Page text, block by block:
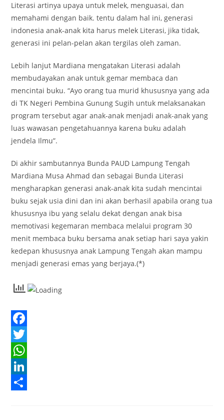
Literasi artinya upaya untuk melek, menguasai, dan
memahami dengan baik. tentu dalam hal ini, generasi
indonesia anak-anak kita harus melek Literasi, jika tidak,
generasi ini pelan-pelan akan tergilas oleh zaman.
Lebih lanjut Mardiana mengatakan Literasi adalah
membudayakan anak untuk gemar membaca dan
mencintai buku. “Ayo orang tua murid khususnya yang ada
di TK Negeri Pembina Gunung Sugih untuk melaksanakan
program tersebut agar anak-anak menjadi anak-anak yang
luas wawasan pengetahuannya karena buku adalah
jendela Ilmu”.
Di akhir sambutannya Bunda PAUD Lampung Tengah
Mardiana Musa Ahmad dan sebagai Bunda Literasi
mengharapkan generasi anak-anak kita sudah mencintai
buku sejak usia dini dan ini akan berhasil apabila orang tua
khususnya ibu yang selalu dekat dengan anak bisa
memotivasi kegemaran membaca melalui program 30
menit membaca buku bersama anak setiap hari saya yakin
kedepan khususnya anak Lampung Tengah akan mampu
menjadi generasi emas yang berjaya.(*)
F
a
c
e
T
w
W
h
L